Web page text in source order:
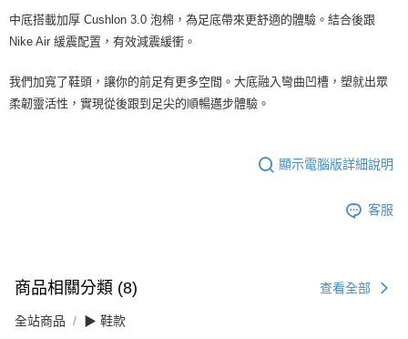
中底搭載加厚 Cushlon 3.0 泡棉，為足底帶來更舒適的體驗。結合後跟
Nike Air 緩震配置，有效減震緩衝。
我們加寬了鞋頭，讓你的前足有更多空間。大底融入彎曲凹槽，塑就出眾
柔韌靈活性，實現從後跟到足尖的順暢邁步體驗。
顯示電腦版詳細說明
客服
商品相關分類 (8) 查看全部
全站商品 ▶ 鞋款